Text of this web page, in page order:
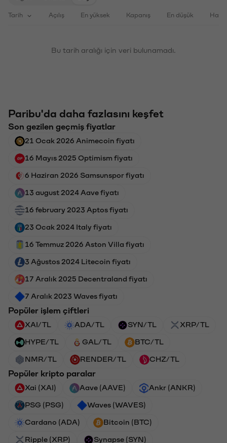
Tarih Açılış En yüksek Kapanış En düşük
Bu tarih aralığı için veri bulunamadı.
Paribu'da daha fazlasını keşfet
Son gezilen geçmiş fiyatlar
21 Ocak 2026 Animecoin fiyatı
16 Mayıs 2025 Optimism fiyatı
6 Haziran 2026 Samsunspor fiyatı
13 august 2024 Aave fiyatı
16 february 2023 Aptos fiyatı
23 Ocak 2024 Italy fiyatı
16 Temmuz 2026 Aston Villa fiyatı
3 Ağustos 2024 Litecoin fiyatı
17 Aralık 2025 Decentraland fiyatı
7 Aralık 2023 Waves fiyatı
Popüler işlem çiftleri
XAI/TL ADA/TL SYN/TL XRP/TL
HYPE/TL GAL/TL BTC/TL
NMR/TL RENDER/TL CHZ/TL
Popüler kripto paralar
Xai (XAI) Aave (AAVE) Ankr (ANKR)
PSG (PSG) Waves (WAVES)
Cardano (ADA) Bitcoin (BTC)
Ripple (XRP) Synapse (SYN)